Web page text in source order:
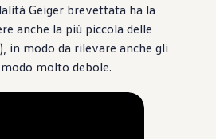
Geiger brevettata ha la
anche la più piccola delle
in modo da rilevare anche gli
molto debole.